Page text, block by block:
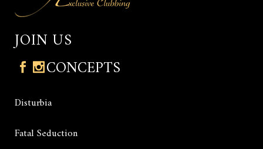
JOIN US
CONCEPTS
Disturbia
Fatal Seduction